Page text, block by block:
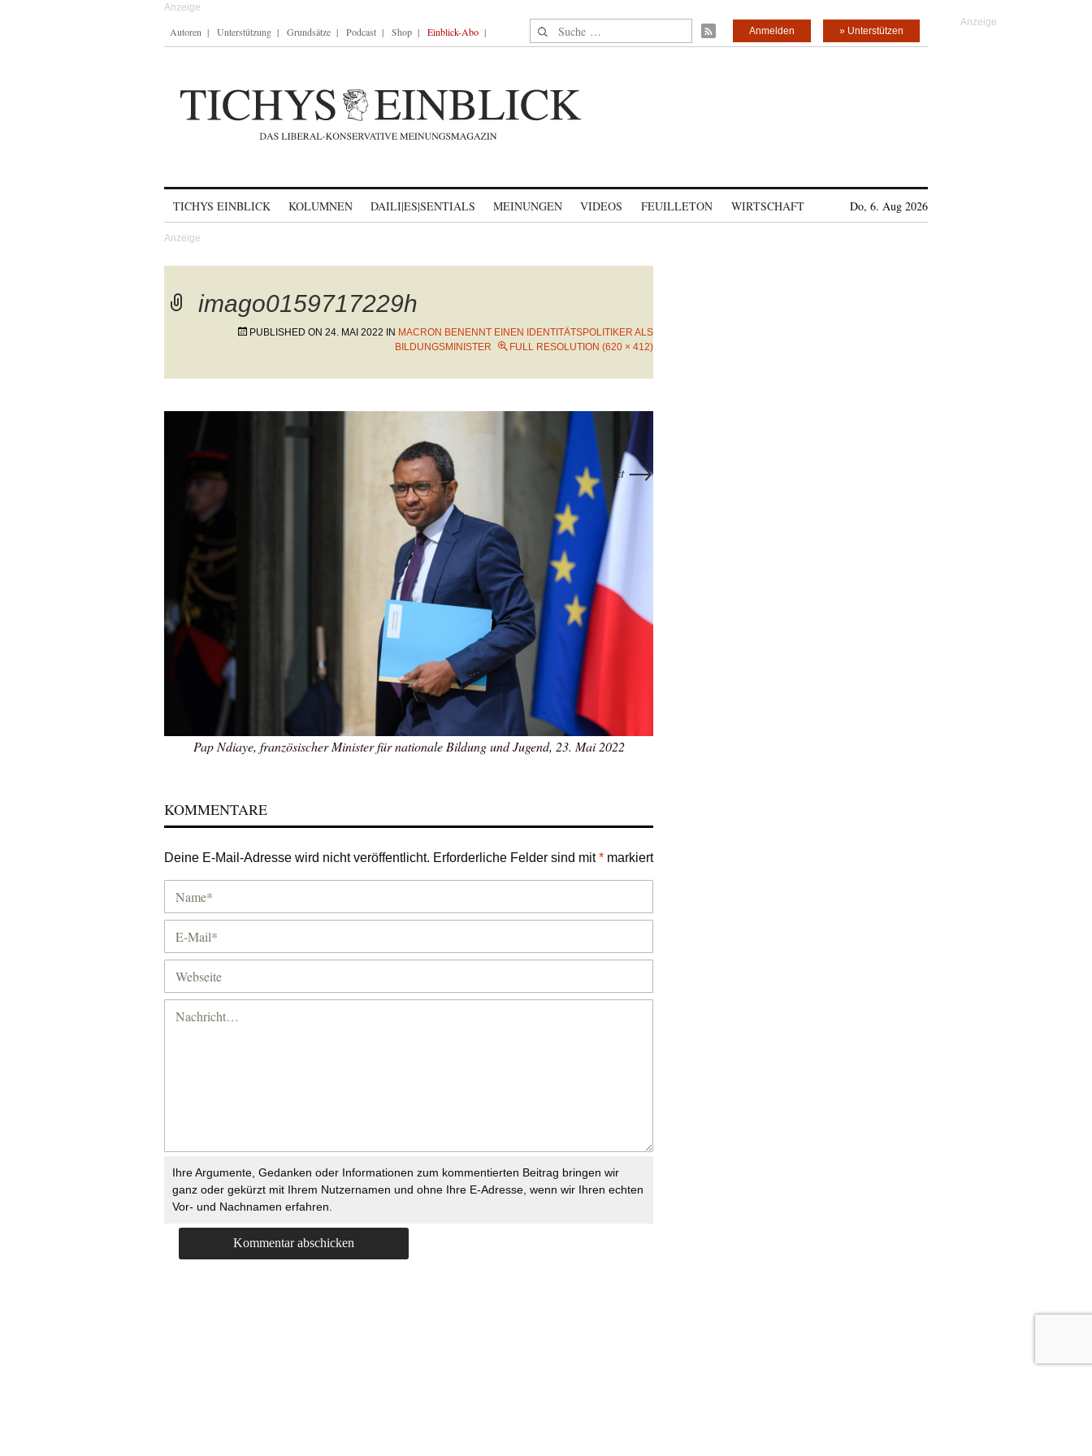
Autoren Unterstützung Grundsätze Podcast Shop Einblick-Abo Suche nach: » Unterstützen
Anmelden
TICHYS EINBLICK KOLUMNEN DAILI|ES|SENTIALS MEINUNGEN VIDEOS FEUILLETON WIRTSCHAFT Do, 6. Aug 2026
imago0159717229h
PUBLISHED ON 24. MAI 2022 IN MACRON BENENNT EINEN IDENTITÄTSPOLITIKER ALS
BILDUNGSMINISTER
FULL RESOLUTION (620 × 412)
Next →
Pap Ndiaye, französischer Minister für nationale Bildung und Jugend, 23. Mai 2022
KOMMENTARE
Deine E-Mail-Adresse wird nicht veröffentlicht. Erforderliche Felder sind mit* markiert
Ihre Argumente, Gedanken oder Informationen zum kommentierten Beitrag bringen wir
ganz oder gekürzt mit Ihrem Nutzernamen und ohne Ihre E-Adresse, wenn wir Ihren echten
Vor- und Nachnamen erfahren.